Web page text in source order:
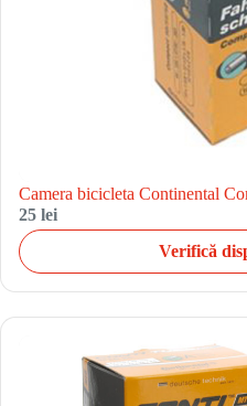
Camera bicicleta Continental
25 lei
Verifică